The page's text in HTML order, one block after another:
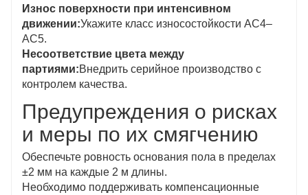
Износ поверхности при интенсивном
движении:Укажите класс износостойкости AC4–
AC5.
Несоответствие цвета между
партиями:Внедрить серийное производство с
контролем качества.
Предупреждения о рисках
и меры по их смягчению
Обеспечьте ровность основания пола в пределах
±2 мм на каждые 2 м длины.
Необходимо поддерживать компенсационные